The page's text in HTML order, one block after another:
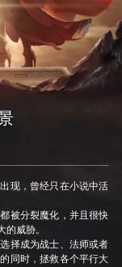
现，曾经只在小说中活
被分裂魔化，并且很快
威胁。
择成为战士、法师或者
同时，拯救各个平行大